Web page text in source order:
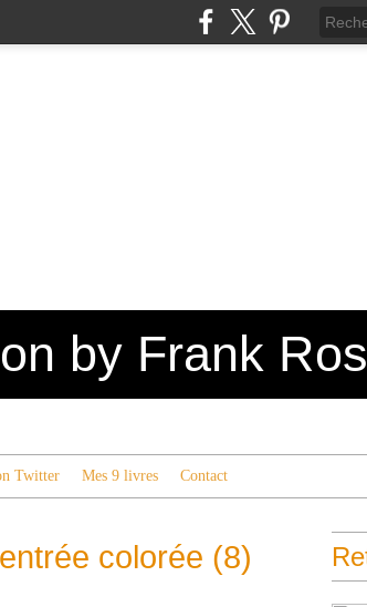
by Frank
Twitter Mes 9 livres Contact
colorée (8)